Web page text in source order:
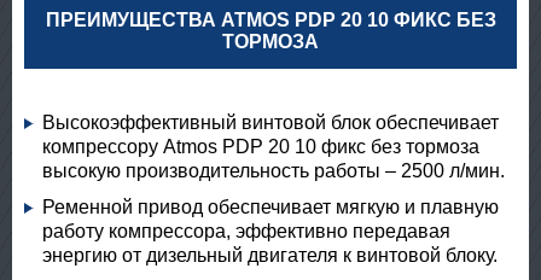
ПРЕИМУЩЕСТВА ATMOS PDP 20 10 ФИКС БЕЗ
ТОРМОЗА
Высокоэффективный винтовой блок обеспечивает
компрессору Atmos PDP 20 10 фикс без тормоза
высокую производительность работы – 2500 л/мин.
Ременной привод обеспечивает мягкую и плавную
работу компрессора, эффективно передавая
энергию от дизельный двигателя к винтовой блоку.